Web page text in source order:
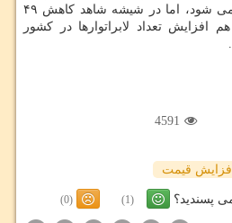
حوزه تریاك و هروئین دیده می شود، اما در شیشه شاهد كاهش ۴۹
تعداد لابراتوارها در كشور
4591
افزایش قیمت
پسندید؟ (1)
(0)